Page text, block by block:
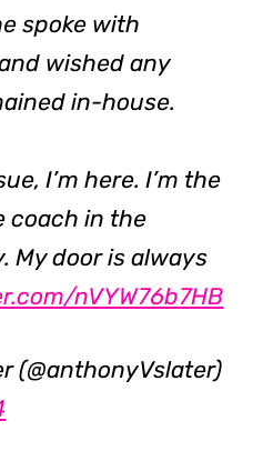
spoke with
wished any
in-house.
I’m here. I’m the
coach in the
My door is always
nVYW76b7HB
(@anthonyVslater)